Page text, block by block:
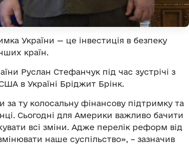
України — це інвестиція в безпеку
країн.
Руслан Стефанчук під час зустрічі з
в Україні Бріджит Брінк.
ту колосальну фінансову підтримку та
Сьогодні для Америки важливо бачити
всі зміни. Адже перелік реформ від
наше суспільство», – зазначив